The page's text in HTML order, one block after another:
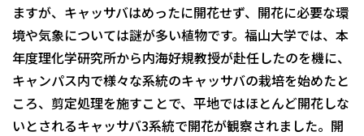
ますが、キャッサバはめったに開花せず、開花に必要な環
境や気象については謎が多い植物です。福山大学では、本
年度理化学研究所から内海好規教授が赴任したのを機に、
キャンパス内で様々な系統のキャッサバの栽培を始めたと
ころ、剪定処理を施すことで、平地ではほとんど開花しな
いとされるキャッサバ3系統で開花が観察されました。開